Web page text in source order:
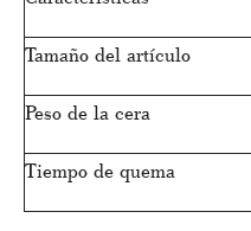
Tamaño del artículo
Peso de la cera
Tiempo de quema